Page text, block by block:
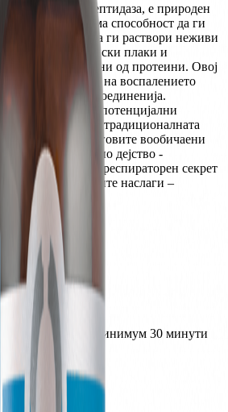
и како сератиопептидаза, е природен
значи дека има способност да ги
Поточно може да ги раствори неживи
цисти, артериски плаки и
се составени од протеини. Овој
во намалување на воспалението
соединенија.
за различни потенцијални
и се користи во традиционалната
Некои од неговите вообичаени
Антивоспалително дејство -
– намалување на респираторен секрет
на артериските наслаги –
тегоби
стомак, наутро, минимум 30 минути